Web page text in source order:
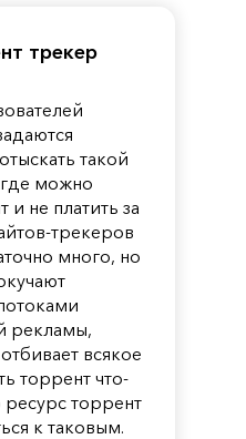
трекер
такой
можно
и не платить за
трекеров
много, но
рекламы,
всякое
торрент что-
ресурс торрент
к таковым.